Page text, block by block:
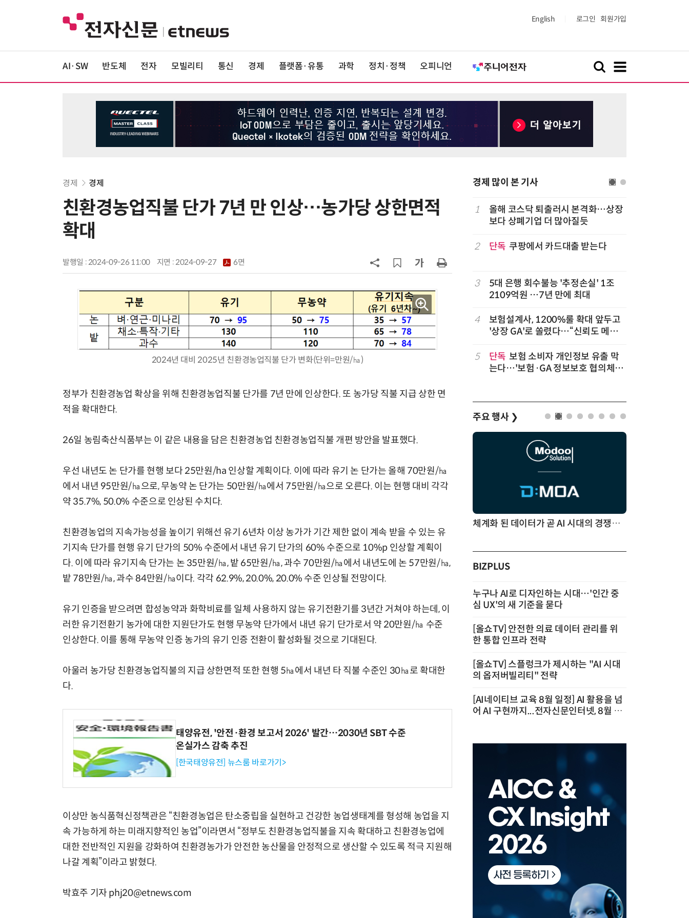
English 로그인 회원가입
AI·SW 반도체 전자 모빌리티 통신 경제 플랫폼·유통 과학 정치·정책 오피니언
경제 경제
친환경농업직불 단가 7년 만 인상…농가당 상한면적
확대
발행일 : 2024-09-26 11:00 지면 :2024-09-27 6면
2024년 대비 2025년 친환경농업직불 단가 변화(단위=만원/㏊)
정부가 친환경농업 확상을 위해 친환경농업직불 단가를 7년 만에 인상한다. 또 농가당 직불 지급 상한 면
적을 확대한다.
26일 농림축산식품부는 이 같은 내용을 담은 친환경농업 친환경농업직불 개편 방안을 발표했다.
우선 내년도 논 단가를 현행 보다 25만원/ha 인상할 계획이다. 이에 따라 유기 논 단가는 올해 70만원/㏊
에서 내년 95만원/㏊으로, 무농약 논 단가는 50만원/㏊에서 75만원/㏊으로 오른다. 이는 현행 대비 각각
약 35.7%, 50.0% 수준으로 인상된 수치다.
친환경농업의 지속가능성을 높이기 위해선 유기 6년차 이상 농가가 기간 제한 없이 계속 받을 수 있는 유
기지속 단가를 현행 유기 단가의 50% 수준에서 내년 유기 단가의 60% 수준으로 10%p 인상할 계획이
다. 이에 따라 유기지속 단가는 논 35만원/㏊, 밭 65만원/㏊, 과수 70만원/㏊에서 내년도에 논 57만원/㏊,
밭 78만원/㏊, 과수 84만원/㏊이다. 각각 62.9%, 20.0%, 20.0% 수준 인상될 전망이다.
유기 인증을 받으려면 합성농약과 화학비료를 일체 사용하지 않는 유기전환기를 3년간 거쳐야 하는데, 이
러한 유기전환기 농가에 대한 지원단가도 현행 무농약 단가에서 내년 유기 단가로서 약 20만원/㏊ 수준
인상한다. 이를 통해 무농약 인증 농가의 유기 인증 전환이 활성화될 것으로 기대된다.
아울러 농가당 친환경농업직불의 지급 상한면적 또한 현행 5㏊에서 내년 타 직불 수준인 30㏊로 확대한
다.
태양유전, '안전·환경 보고서 2026' 발간…2030년 SBT 수준
온실가스 감축 추진
[한국태양유전] 뉴스룸 바로가기>
이상만 농식품혁신정책관은 “친환경농업은 탄소중립을 실현하고 건강한 농업생태계를 형성해 농업을 지
속 가능하게 하는 미래지향적인 농업”이라면서 “정부도 친환경농업직불을 지속 확대하고 친환경농업에
대한 전반적인 지원을 강화하여 친환경농가가 안전한 농산물을 안정적으로 생산할 수 있도록 적극 지원해
나갈 계획”이라고 밝혔다.
박효주 기자 phj20@etnews.com
경제 많이 본 기사
6
LG 엑사원, 中企 제조현장 '전파'…
전자, 美 B2B 구독 시동
서 TV·모니터 '大戰'
9
“상장폐지 막아라”…중소 가전 기업,
주가 부양 '총력전'
10 코스피 급등에 매수 사이드카 발동
1
올해 코스닥 퇴출러시 본격화…상장
보다 상폐기업 더 많아질듯
2 단독 쿠팡에서 카드대출 받는다
3
5대 은행 회수불능 '추정손실' 1조
2109억원 …7년 만에 최대
4
보험설계사, 1200%룰 확대 앞두고
'상장 GA'로 쏠렸다…“신뢰도 메리
5
단독 보험 소비자 개인정보 유출 막
는다…'보험·GA 정보보호 협의체'
주요 행사 ❯
체계화 된 데이터가 곧 AI 시대의 경쟁력이다
BIZPLUS
누구나 AI로 디자인하는 시대…'인간 중
심 UX'의 새 기준을 묻다
[올쇼TV] 안전한 의료 데이터 관리를 위
한 통합 인프라 전략
[올쇼TV] 스플렁크가 제시하는 "AI 시대
의 옵저버빌리티" 전략
[AI네이티브 교육 8월 일정] AI 활용을 넘
어 AI 구현까지...전자신문인터넷, 8월 실